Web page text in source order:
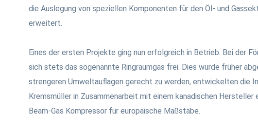
die Auslegung von speziellen Komponenten für den Öl- und
erweitert.
Eines der ersten Projekte ging nun erfolgreich in Betrieb. Bei der
sich stets das sogenannte Ringraumgas frei. Dies wurde früher
strengeren Umweltauflagen gerecht zu werden, entwickelten die
Kremsmüller in Zusammenarbeit mit einem kanadischen Hersteller
Beam-Gas Kompressor für europäische Maßstäbe.